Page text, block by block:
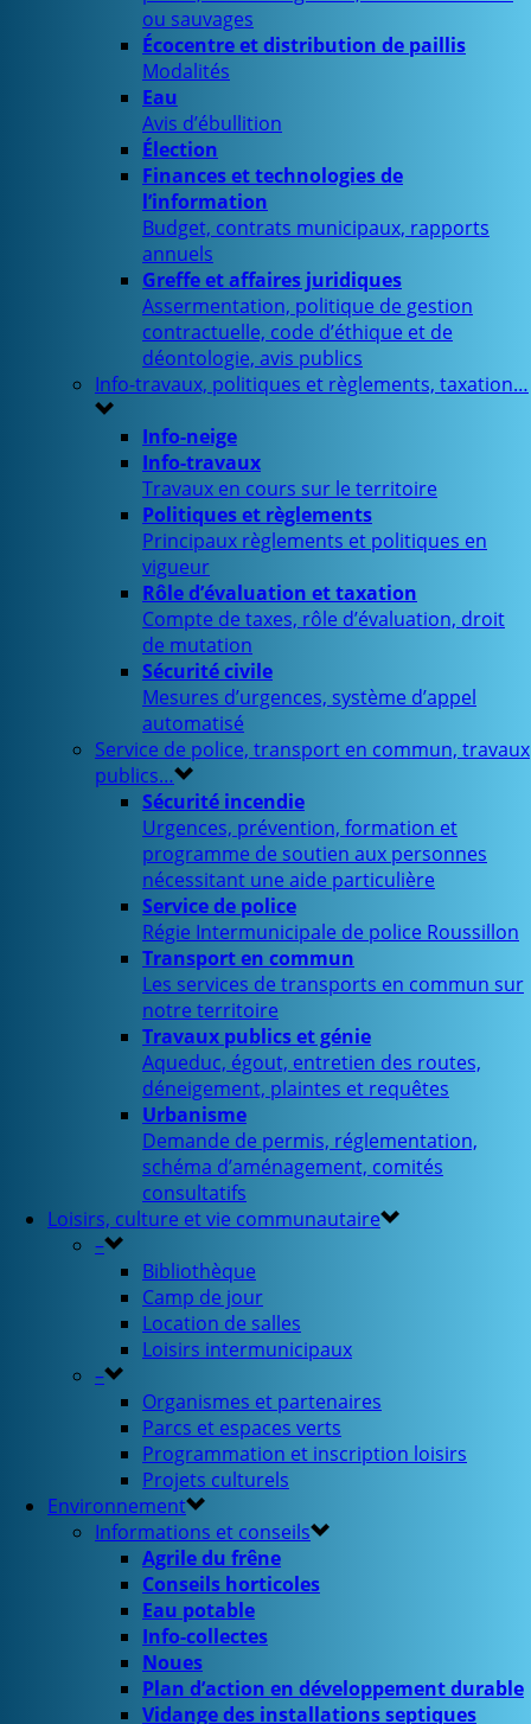
ou sauvages
Écocentre et distribution de paillis
Modalités
Eau
Avis d’ébullition
Élection
Finances et technologies de
l’information
Budget, contrats municipaux, rapports
annuels
Greffe et affaires juridiques
Assermentation, politique de gestion
contractuelle, code d’éthique et de
déontologie, avis publics
Info-travaux, politiques et règlements, taxation…
Info-neige
Info-travaux
Travaux en cours sur le territoire
Politiques et règlements
Principaux règlements et politiques en
vigueur
Rôle d’évaluation et taxation
Compte de taxes, rôle d’évaluation, droit
de mutation
Sécurité civile
Mesures d’urgences, système d’appel
automatisé
Service de police, transport en commun, travaux
publics…
Sécurité incendie
Urgences, prévention, formation et
programme de soutien aux personnes
nécessitant une aide particulière
Service de police
Régie Intermunicipale de police Roussillon
Transport en commun
Les services de transports en commun sur
notre territoire
Travaux publics et génie
Aqueduc, égout, entretien des routes,
déneigement, plaintes et requêtes
Urbanisme
Demande de permis, réglementation,
schéma d’aménagement, comités
consultatifs
Loisirs, culture et vie communautaire
–
Bibliothèque
Camp de jour
Location de salles
Loisirs intermunicipaux
–
Organismes et partenaires
Parcs et espaces verts
Programmation et inscription loisirs
Projets culturels
Environnement
Informations et conseils
Agrile du frêne
Conseils horticoles
Eau potable
Info-collectes
Noues
Plan d’action en développement durable
Vidange des installations septiques